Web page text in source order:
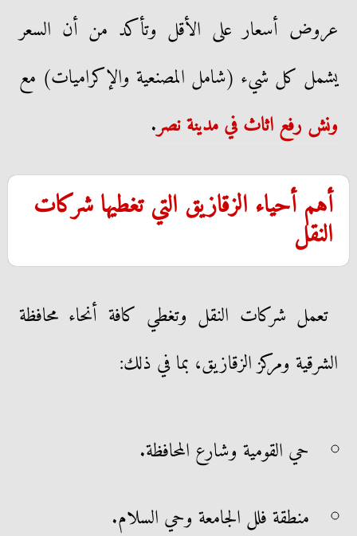
عروض أسعار على الأقل وتأكد من أن السعر
يشمل كل شيء (شامل المصنعية والإكراميات) مع
ونش رفع اثاث في مدينة نصر.
أهم أحياء الزقازيق التي تغطيها شركات
النقل
تعمل شركات النقل وتغطي كافة أنحاء محافظة
الشرقية ومركز الزقازيق، بما في ذلك:
حي القومية وشارع المحافظة.
منطقة فلل الجامعة وحي السلام.